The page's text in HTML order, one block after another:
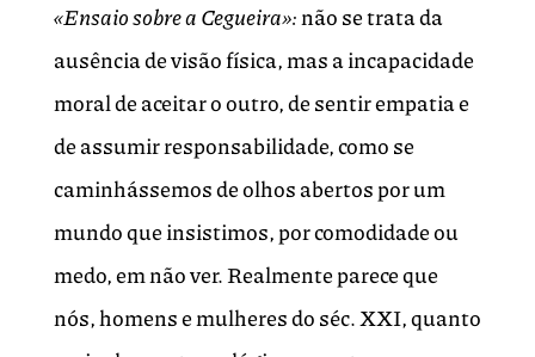
«Ensaio sobre a Cegueira»:não se trata da
ausência de visão física, mas a incapacidade
moral de aceitar o outro, de sentir empatia e
de assumir responsabilidade, como se
caminhássemos de olhos abertos por um
mundo que insistimos, por comodidade ou
medo, em não ver. Realmente parece que
nós, homens e mulheres do séc. XXI, quanto